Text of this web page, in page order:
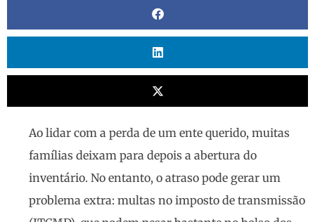
Ao lidar com a perda de um ente querido, muitas
famílias deixam para depois a abertura do
inventário. No entanto, o atraso pode gerar um
problema extra: multas no imposto de transmissão